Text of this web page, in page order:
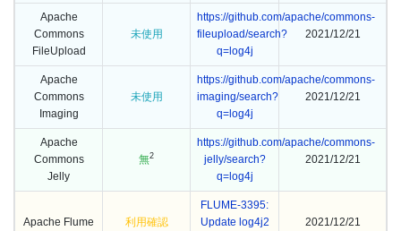
Apache
Commons
FileUpload
未使用
https://github.com/apache/commons-
fileupload/search?
q=log4j
2021/12/21
Apache
Commons
Imaging
未使用
https://github.com/apache/commons-
imaging/search?
q=log4j
2021/12/21
Apache
Commons
Jelly
無2
https://github.com/apache/commons-
jelly/search?
q=log4j
2021/12/21
Apache Flume 利用確認
FLUME-3395:
Update log4j2
2021/12/21